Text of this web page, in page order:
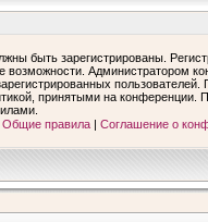
быть зарегистрированы.
возможности. Администратором
принятыми на конференции.
Общие правила| Соглашение о